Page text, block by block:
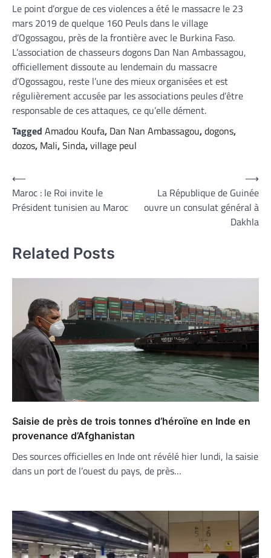
Le point d’orgue de ces violences a été le massacre le 23
mars 2019 de quelque 160 Peuls dans le village
d’Ogossagou, près de la frontière avec le Burkina Faso.
L’association de chasseurs dogons Dan Nan Ambassagou,
officiellement dissoute au lendemain du massacre
d’Ogossagou, reste l’une des mieux organisées et est
régulièrement accusée par les associations peules d’être
responsable de ces attaques, ce qu’elle dément.
Tagged Amadou Koufa, Dan Nan Ambassagou,dogons,
dozos, Mali,Sinda,village peul
Navigation
de
l’article
⟵
Maroc : le Roi invite le
Président tunisien au Maroc
La République de Guinée
ouvre un consulat général à
Dakhla
⟶
Related Posts
Saisie de près de trois tonnes d’héroïne en Inde en
provenance d’Afghanistan
Des sources officielles en Inde ont révélé hier lundi, la saisie
dans un port de l’ouest du pays, de près…